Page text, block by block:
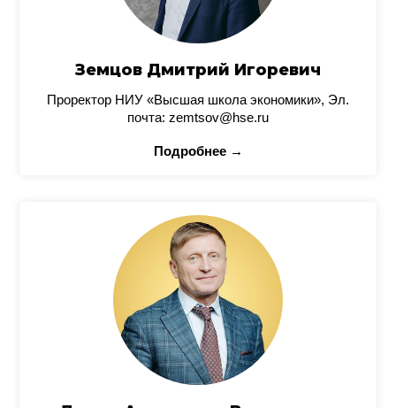
Земцов Дмитрий Игоревич
Проректор НИУ «Высшая школа экономики», Эл.
почта: zemtsov@hse.ru
Подробнее →